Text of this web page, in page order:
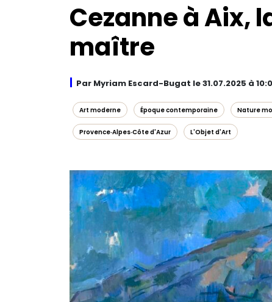
Cezanne à Aix,
maître
Par Myriam Escard-Bugat le 31.07.2025 à
Art moderne Époque contemporaine Nature
Provence‑Alpes‑Côte d'Azur L'Objet d'Art